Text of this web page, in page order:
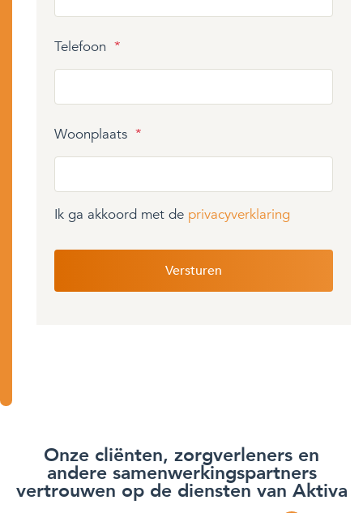
Telefoon *
Woonplaats *
Ik ga akkoord met de privacyverklaring
Onze cliënten, zorgverleners en
andere samenwerkingspartners
vertrouwen op de diensten van Aktiva